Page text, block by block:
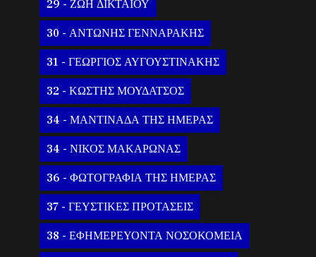
29 - ΖΩΗ ΔΙΚΤΑΙΟΥ
30 - ΑΝΤΩΝΗΣ ΓΕΝΝΑΡΑΚΗΣ
31 - ΓΕΩΡΓΙΟΣ ΑΥΓΟΥΣΤΙΝΑΚΗΣ
32 - ΚΩΣΤΗΣ ΜΟΥΔΑΤΣΟΣ
34 - ΜΑΝΤΙΝΑΔΑ ΤΗΣ ΗΜΕΡΑΣ
34 - ΝΙΚΟΣ ΜΑΚΑΡΩΝΑΣ
36 - ΦΩΤΟΓΡΑΦΙΑ ΤΗΣ ΗΜΕΡΑΣ
37 - ΓΕΥΣΤΙΚΕΣ ΠΡΟΤΑΣΕΙΣ
38 - ΕΦΗΜΕΡΕΥΟΝΤΑ ΝΟΣΟΚΟΜΕΙΑ